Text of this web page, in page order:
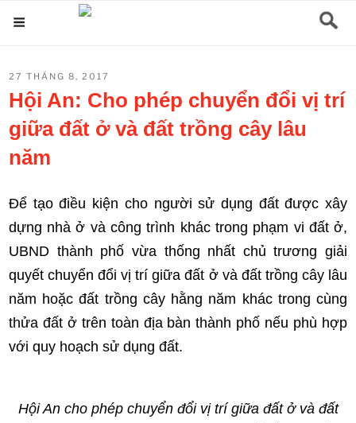
nội
dung
ĐĂNG
TRONG
27 THÁNG 8, 2017
Hội An: Cho phép chuyển đổi vị trí
giữa đất ở và đất trồng cây lâu
năm
Để tạo điều kiện cho người sử dụng đất được xây
dựng nhà ở và công trình khác trong phạm vi đất ở,
UBND thành phố vừa thống nhất chủ trương giải
quyết chuyển đổi vị trí giữa đất ở và đất trồng cây lâu
năm hoặc đất trồng cây hằng năm khác trong cùng
thửa đất ở trên toàn địa bàn thành phố nếu phù hợp
với quy hoạch sử dụng đất.
Hội An cho phép chuyển đổi vị trí giữa đất ở và đất